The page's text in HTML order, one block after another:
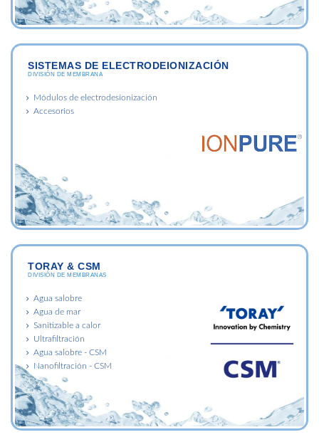
SISTEMAS DE ELECTRODEIONIZACIÓN
DIVISIÓN DE MEMBRANA
Módulos de electrodesionización
Accesorios
TORAY & CSM
DIVISIÓN DE MEMBRANAS
Agua salobre
Agua de mar
Sanitizable a calor
Ultrafiltración
Agua salobre - CSM
Nanofiltración - CSM